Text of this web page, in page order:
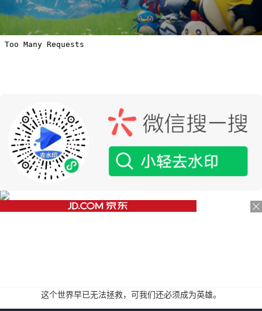
这个世界早已无法拯救，可我们还必须成为英雄。